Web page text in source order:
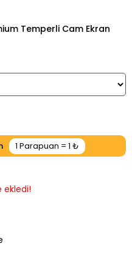
Temperli Cam Ekran
ekledi!